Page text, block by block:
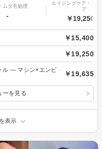
ムダ毛処理
-
エイジングケア・リ
プ
￥19,250～
￥15,400
￥19,250
ル ― マシン×エンビ
￥19,635
ーを見る
表示